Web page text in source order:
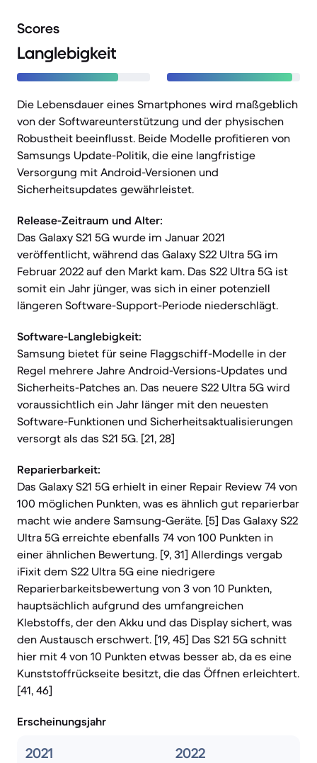
Scores
Langlebigkeit
Die Lebensdauer eines Smartphones wird maßgeblich
von der Softwareunterstützung und der physischen
Robustheit beeinflusst. Beide Modelle profitieren von
Samsungs Update-Politik, die eine langfristige
Versorgung mit Android-Versionen und
Sicherheitsupdates gewährleistet.
Release-Zeitraum und Alter:
Das Galaxy S21 5G wurde im Januar 2021
veröffentlicht, während das Galaxy S22 Ultra 5G im
Februar 2022 auf den Markt kam. Das S22 Ultra 5G ist
somit ein Jahr jünger, was sich in einer potenziell
längeren Software-Support-Periode niederschlägt.
Software-Langlebigkeit:
Samsung bietet für seine Flaggschiff-Modelle in der
Regel mehrere Jahre Android-Versions-Updates und
Sicherheits-Patches an. Das neuere S22 Ultra 5G wird
voraussichtlich ein Jahr länger mit den neuesten
Software-Funktionen und Sicherheitsaktualisierungen
versorgt als das S21 5G. [21, 28]
Reparierbarkeit:
Das Galaxy S21 5G erhielt in einer Repair Review 74 von
100 möglichen Punkten, was es ähnlich gut reparierbar
macht wie andere Samsung-Geräte. [5] Das Galaxy S22
Ultra 5G erreichte ebenfalls 74 von 100 Punkten in
einer ähnlichen Bewertung. [9, 31] Allerdings vergab
iFixit dem S22 Ultra 5G eine niedrigere
Reparierbarkeitsbewertung von 3 von 10 Punkten,
hauptsächlich aufgrund des umfangreichen
Klebstoffs, der den Akku und das Display sichert, was
den Austausch erschwert. [19, 45] Das S21 5G schnitt
hier mit 4 von 10 Punkten etwas besser ab, da es eine
Kunststoffrückseite besitzt, die das Öffnen erleichtert.
[41, 46]
Erscheinungsjahr
2021 2022